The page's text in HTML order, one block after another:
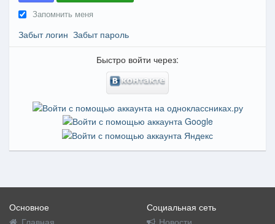
Запомнить меня
Забыт логин Забыт пароль
Быстро войти через:
Основное
Главная
Социальная сеть
Новости